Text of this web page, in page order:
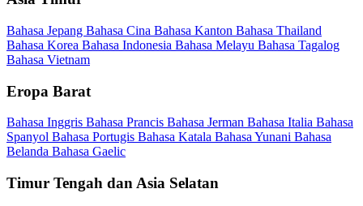
Bahasa Jepang Bahasa Cina Bahasa Kanton Bahasa Thailand
Bahasa Korea Bahasa Indonesia Bahasa Melayu Bahasa Tagalog
Bahasa Vietnam
Eropa Barat
Bahasa Inggris Bahasa Prancis Bahasa Jerman Bahasa Italia Bahasa
Spanyol Bahasa Portugis Bahasa Katala Bahasa Yunani Bahasa
Belanda Bahasa Gaelic
Timur Tengah dan Asia Selatan